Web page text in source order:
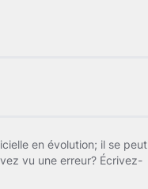
en évolution; il se peut
vu une erreur? Écrivez-